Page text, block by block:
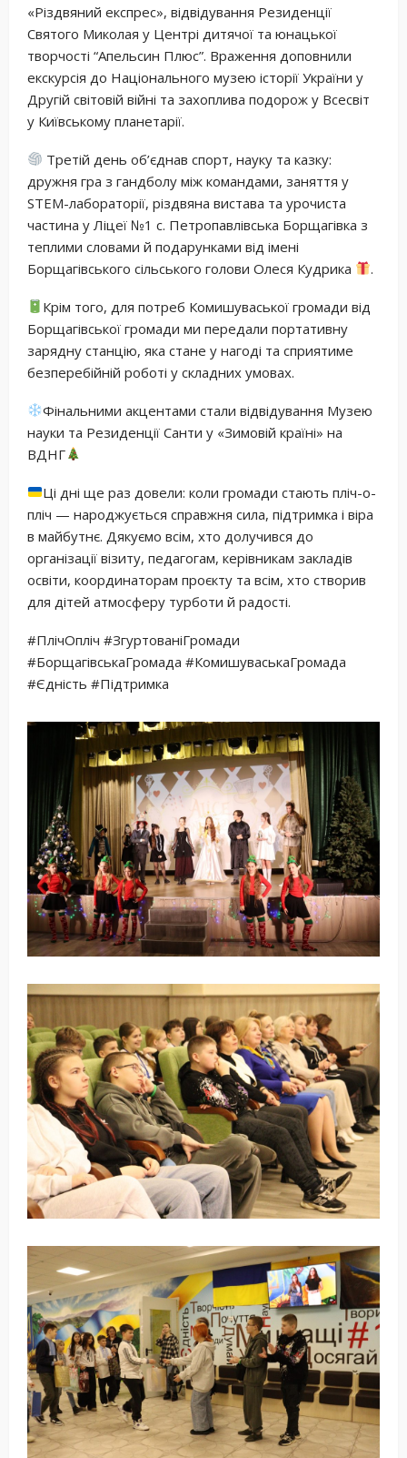
«Різдвяний експрес», відвідування Резиденції
Святого Миколая у Центрі дитячої та юнацької
творчості “Апельсин Плюс”. Враження доповнили
екскурсія до Національного музею історії України у
Другій світовій війні та захоплива подорож у Всесвіт
у Київському планетарії.
Третій день об’єднав спорт, науку та казку:
дружня гра з гандболу між командами, заняття у
STEM-лабораторії, різдвяна вистава та урочиста
частина у Ліцеї №1 с. Петропавлівська Борщагівка з
теплими словами й подарунками від імені
Борщагівського сільського голови Олеся Кудрика
.
Крім того, для потреб Комишуваської громади від
Борщагівської громади ми передали портативну
зарядну станцію, яка стане у нагоді та сприятиме
безперебійній роботі у складних умовах.
Фінальними акцентами стали відвідування Музею
науки та Резиденції Санти у «Зимовій країні» на
ВДНГ
Ці дні ще раз довели: коли громади стають пліч-о-
пліч — народжується справжня сила, підтримка і віра
в майбутнє. Дякуємо всім, хто долучився до
організації візиту, педагогам, керівникам закладів
освіти, координаторам проєкту та всім, хто створив
для дітей атмосферу турботи й радості.
#ПлічОпліч #ЗгуртованіГромади
#БорщагівськаГромада #КомишуваськаГромада
#Єдність #Підтримка